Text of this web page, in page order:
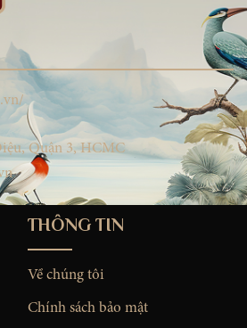
Quận 3, HCMC
THÔNG TIN
Về chúng tôi
Chính sách bảo mật